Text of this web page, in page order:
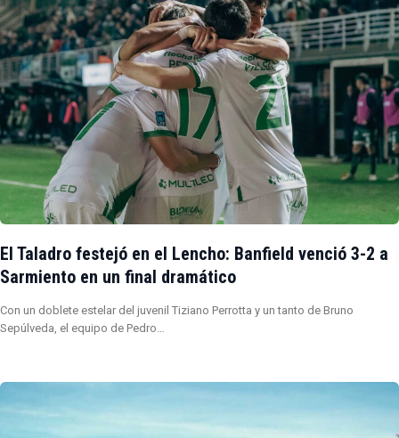
El Taladro festejó en el Lencho: Banfield venció 3-2 a
Sarmiento en un final dramático
Con un doblete estelar del juvenil Tiziano Perrotta y un tanto de Bruno
Sepúlveda, el equipo de Pedro…